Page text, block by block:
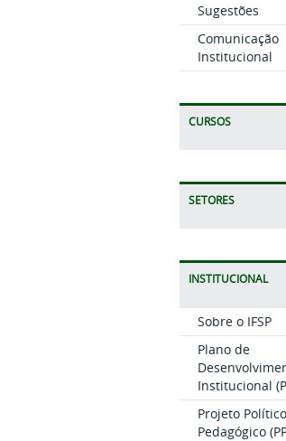
Sugestões
Comunicação
Institucional
CURSOS
SETORES
INSTITUCIONAL
Sobre o IFSP
Plano de
Institucional
Projeto Político
Pedagógico